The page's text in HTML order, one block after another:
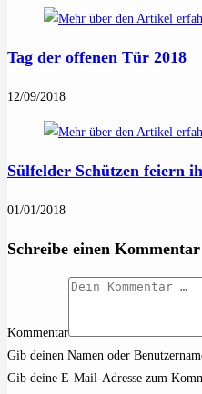
Tag der offenen Tür 2018
12/09/2018
Sülfelder Schützen feiern
01/01/2018
Schreibe einen Kommentar
Kommentar
Gib deinen Namen oder
Gib deine E-Mail-Adresse zum